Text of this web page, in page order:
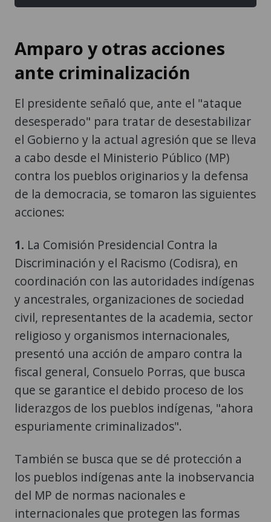
Amparo y otras acciones
ante criminalización
El presidente señaló que, ante el "ataque
desesperado" para tratar de desestabilizar
el Gobierno y la actual agresión que se lleva
a cabo desde el Ministerio Público (MP)
contra los pueblos originarios y la defensa
de la democracia, se tomaron las siguientes
acciones:
1. La Comisión Presidencial Contra la
Discriminación y el Racismo (Codisra), en
coordinación con las autoridades indígenas
y ancestrales, organizaciones de sociedad
civil, representantes de la academia, sector
religioso y organismos internacionales,
presentó una acción de amparo contra la
fiscal general, Consuelo Porras, que busca
que se garantice el debido proceso de los
liderazgos de los pueblos indígenas, "ahora
espuriamente criminalizados".
También se busca que se dé protección a
los pueblos indígenas ante la inobservancia
del MP de normas nacionales e
internacionales que protegen las formas